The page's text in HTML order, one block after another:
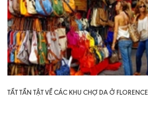
TẤT TẦN TẬT VỀ CÁC KHU CHỢ DA Ở FLORENCE